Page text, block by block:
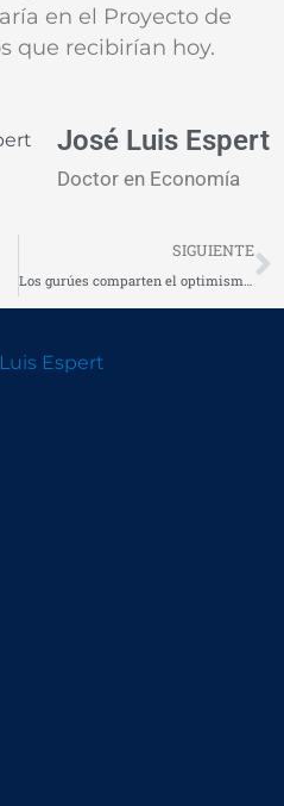
en el Proyecto de
que recibirían hoy.
José Luis Espert
Doctor en Economía
SIGUIENTE